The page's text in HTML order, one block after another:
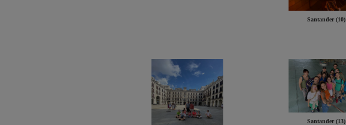
Santander (10)
Santander (13)